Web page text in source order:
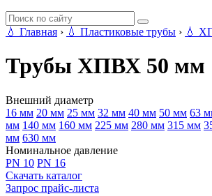
💧 Главная › 💧 Пластиковые трубы › 💧
Трубы ХПВХ 50 мм
Внешний диаметр
16 мм 20 мм 25 мм 32 мм 40 мм 50 мм 63
мм 140 мм 160 мм 225 мм 280 мм 315 мм
мм 630 мм
Номинальное давление
PN 10 PN 16
Скачать каталог
Запрос прайс-листа